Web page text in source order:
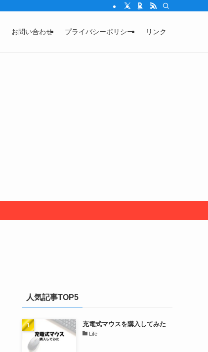
お問い合わせ プライバシーポリシー リンク
人気記事TOP5
充電式マウスを購入してみた
Life